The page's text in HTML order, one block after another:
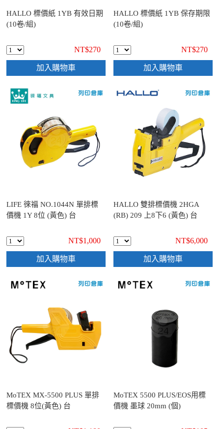
HALLO 標價紙 1YB 有效日期
(10卷/組)
NT$270
加入購物車
HALLO 標價紙 1YB 保存期限
(10卷/組)
NT$270
加入購物車
LIFE 徠福 NO.1044N 單排標
價機 1Y 8位 (黃色) 台
NT$1,000
加入購物車
HALLO 雙排標價機 2HGA
(RB) 209 上8下6 (黃色) 台
NT$6,000
加入購物車
MoTEX MX-5500 PLUS 單排
標價機 8位(黃色) 台
MoTEX 5500 PLUS/EOS用標
價機 墨球 20mm (個)